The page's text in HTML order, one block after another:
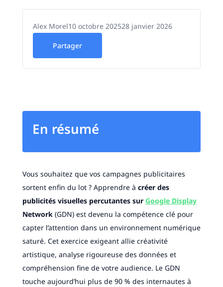
Alex Morel10 octobre 202528 janvier 2026
Partager
En résumé
Vous souhaitez que vos campagnes publicitaires
sortent enfin du lot ? Apprendre à créer des
publicités visuelles percutantes sur Google Display
Network(GDN) est devenu la compétence clé pour
capter l’attention dans un environnement numérique
saturé. Cet exercice exigeant allie créativité
artistique, analyse rigoureuse des données et
compréhension fine de votre audience. Le GDN
touche aujourd’hui plus de 90 % des internautes à